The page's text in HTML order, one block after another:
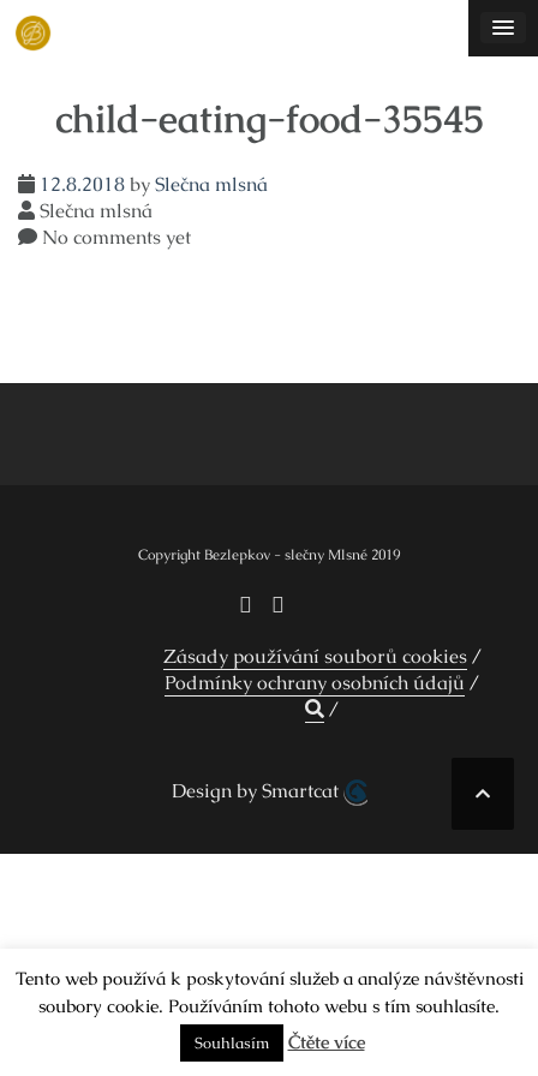
Skip
child-eating-food-35545
12.8.2018bySlečna mlsná
Slečna mlsná
No comments yet
Copyright Bezlepkov - slečny Mlsné 2019
Zásady používání souborů cookies
Podmínky ochrany osobních údajů
Design by Smartcat
Tento web používá k poskytování služeb a analýze návštěvnosti
soubory cookie. Používáním tohoto webu s tím souhlasíte.
Souhlasím Čtěte více